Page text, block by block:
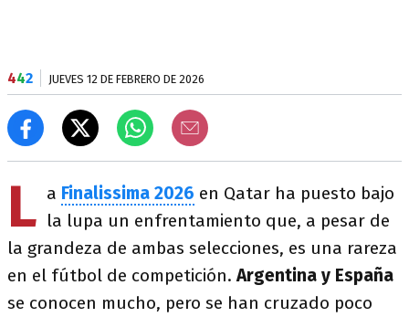
442 JUEVES 12 DE FEBRERO DE 2026
L a Finalissima 2026 en Qatar ha puesto bajo
la lupa un enfrentamiento que, a pesar de
la grandeza de ambas selecciones, es una rareza
en el fútbol de competición.Argentina y España
se conocen mucho, pero se han cruzado poco